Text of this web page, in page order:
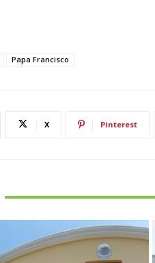
Papa Francisco
X Pinterest